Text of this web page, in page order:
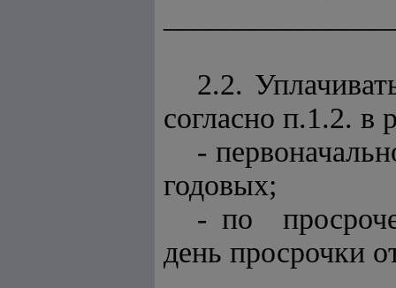
2.2.
согласно п.1.2. в
-
годовых;
- по
день просрочки